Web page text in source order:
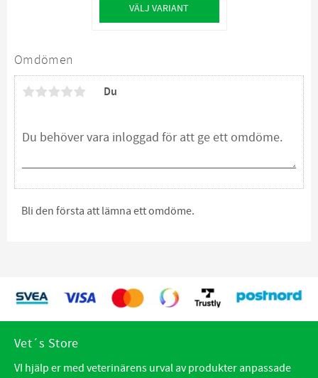
Omdömen
Du
Bli den första att lämna ett omdöme.
VÄLJ VARIANT
Vet´s Store
VI hjälp er med veterinärens urval av produkter anpassade